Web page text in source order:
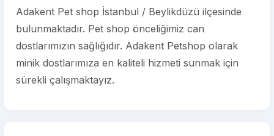
Adakent Pet shop İstanbul / Beylikdüzü ilçesinde
bulunmaktadır. Pet shop önceliğimiz can
dostlarımızın sağlığıdır. Adakent Petshop olarak
minik dostlarımıza en kaliteli hizmeti sunmak için
sürekli çalışmaktayız.